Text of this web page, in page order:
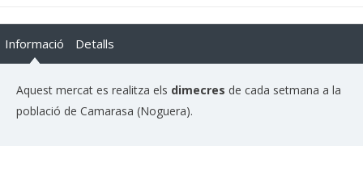
Informació Detalls
Aquest mercat es realitza els dimecres de cada setmana a la
població de Camarasa (Noguera).